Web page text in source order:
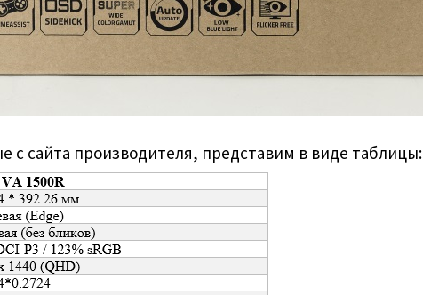
с сайта производителя, представим в виде таблицы: